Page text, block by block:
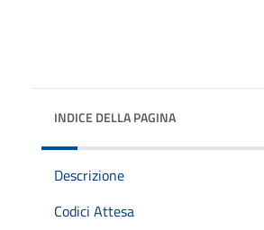
INDICE DELLA PAGINA
Descrizione
Codici Attesa